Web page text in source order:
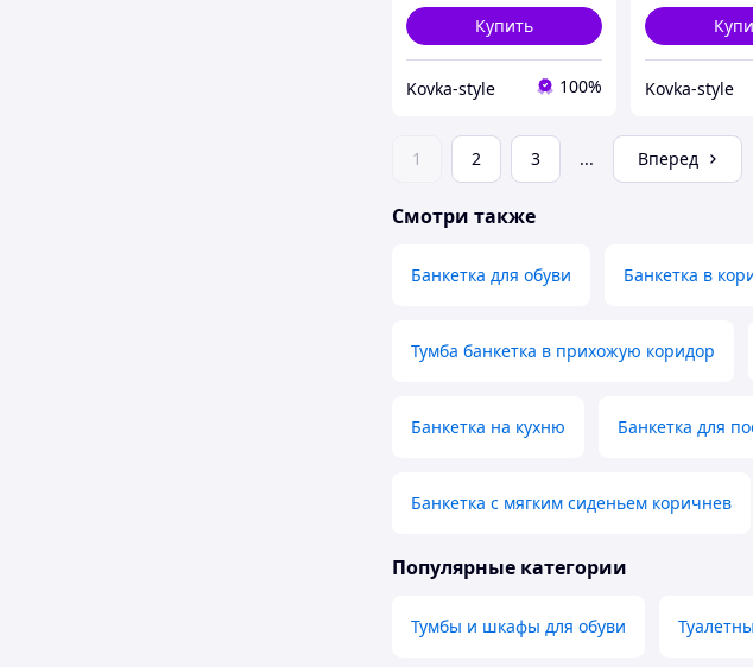
Купить
Kovka-style 100% Kovka-style
1 2 3 ... Вперед
Смотри также
Банкетка для обуви Банкетка в
Тумба банкетка в прихожую коридор
Банкетка на кухню Банкетка для
Банкетка с мягким сиденьем коричнев
Популярные категории
Тумбы и шкафы для обуви